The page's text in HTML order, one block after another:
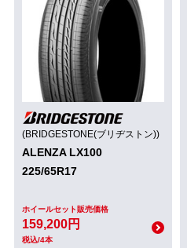
(BRIDGESTONE(ブリヂストン))
ALENZA LX100
225/65R17
ホイールセット販売価格
159,200円
税込/4本